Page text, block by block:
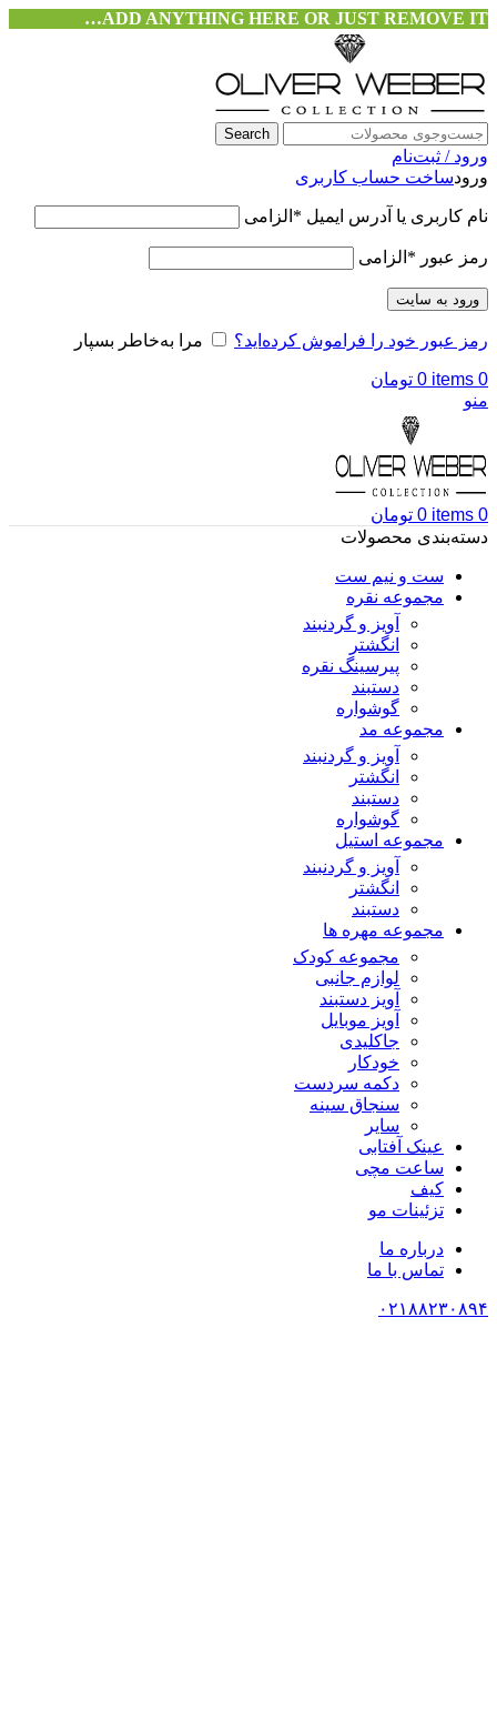
ADD ANYTHING HERE OR JUST REMOVE IT…
Search
ورود / ثبت‌نام
ورودساخت حساب کاربری
نام کاربری یا آدرس ایمیل * الزامی
رمز عبور * الزامی
ورود به سایت
رمز عبور خود را فراموش کرده‌اید؟ مرا به‌خاطر بسپار
0
items
0 تومان
منو
0
items
0 تومان
دسته‌بندی محصولات
ست و نیم ست
مجموعه نقره
آویز و گردنبند
انگشتر
پیرسینگ نقره
دستبند
گوشواره
مجموعه مد
آویز و گردنبند
انگشتر
دستبند
گوشواره
مجموعه استیل
آویز و گردنبند
انگشتر
دستبند
مجموعه مهره ها
مجموعه کودک
لوازم جانبی
آویز دستبند
آویز موبایل
جاکلیدی
خودکار
دکمه سردست
سنجاق سینه
سایر
عینک آفتابی
ساعت مچی
کیف
تزئینات مو
درباره ما
تماس با ما
۰۲۱۸۸۲۳۰۸۹۴